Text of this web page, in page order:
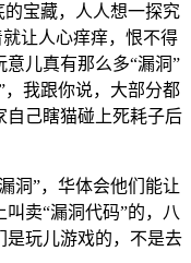
的宝藏，人人想一探究
让人心痒痒，恨不得
儿真有那么多“漏洞”
，我跟你说，大部分都
自己瞎猫碰上死耗子后
洞”，华体会他们能让
卖“漏洞代码”的，八
是玩儿游戏的，不是去